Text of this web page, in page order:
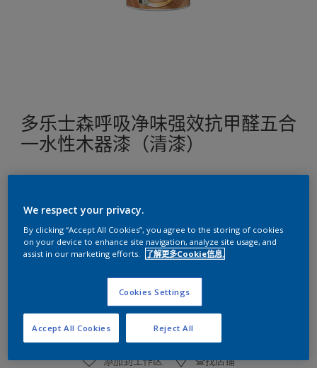
多乐士森呼吸净味强效抗甲醛五合
一水性木器漆（清漆）
强化五大功能，保护木器家具更持久亮丽
尺寸
2.5KG
涂刷计算
计算
添加到工作区 查找店铺
We respect your privacy.
By clicking “Accept All Cookies”, you agree to the storing of cookies
on your device to enhance site navigation, analyze site usage, and
assist in our marketing efforts.
了解更多Cookie信息.
Cookies Settings
Reject All
Accept All Cookies